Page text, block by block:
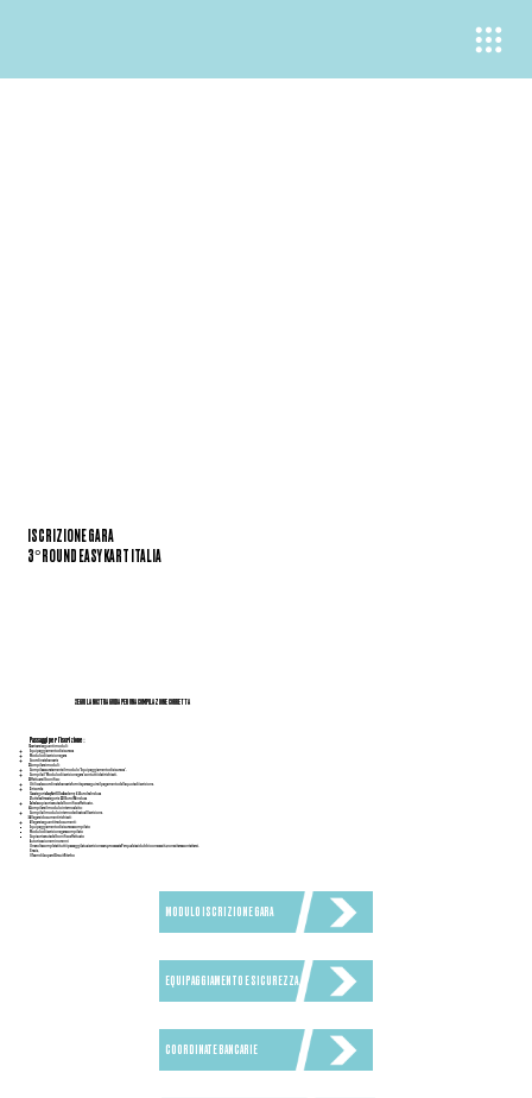
ISCRIZIONE GARA
3°ROUND EASY KART ITALIA
SEGUI LA NOSTRA GUIDA PER UNA COMPILAZIONE CORRETTA
Passaggi per l'iscrizione:
Scaricare i seguenti moduli:
Equipaggiamento di sicurezza
Modulo di iscrizione gara
Coordinate bancarie
Compilare i moduli:
Compila accuratamente il modulo "Equipaggiamento di sicurezza".
Compila il "Modulo di iscrizione gara" con tutti i dati richiesti.
Effettuare il bonifico:
Utilizza le coordinate bancarie fornite per eseguire il pagamento della quota di iscrizione.
Si ricorda:
1.La categoria Easy Kart 60cc Academy: 45 Euro Iva Inclusa
2. Tutte le altre categorie: 220 Euro IVA inclusa
Salva la copia o ricevuta del bonifico effettuato.
Compilare il modulo interno al sito:
Compila il modulo interno dedicato all'iscrizione.
Allegare i documenti richiesti:
Allegare i seguenti tre documenti:
Equipaggiamento di sicurezza compilato
Modulo di iscrizione gara compilato
Copia o ricevuta del bonifico effettuato
Autorizzazione minorenni
Una volta completati tutti i passaggi, la tua iscrizione sarà processata. Per qualsiasi dubbio o necessità, non esitare a contattarci.
Grazie,
Il Team di Leopard Circuit Viterbo
EQUIPAGGIAMENTO E SICUREZZA
MODULO ISCRIZIONE GARA
COORDINATE BANCARIE